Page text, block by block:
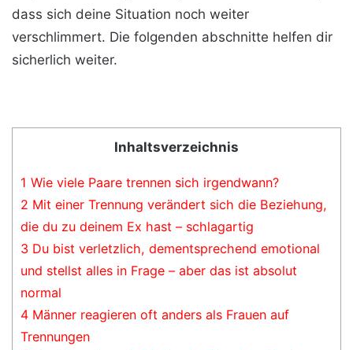
dass sich deine Situation noch weiter
verschlimmert. Die folgenden abschnitte helfen dir
sicherlich weiter.
Inhaltsverzeichnis
1 Wie viele Paare trennen sich irgendwann?
2 Mit einer Trennung verändert sich die Beziehung,
die du zu deinem Ex hast – schlagartig
3 Du bist verletzlich, dementsprechend emotional
und stellst alles in Frage – aber das ist absolut
normal
4 Männer reagieren oft anders als Frauen auf
Trennungen